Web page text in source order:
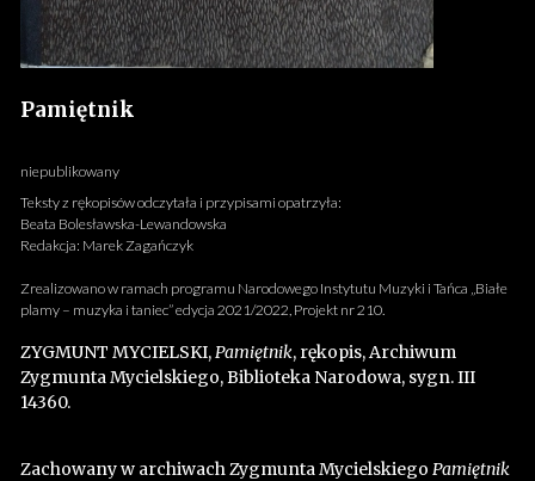
Pamiętnik
niepublikowany
Teksty z rękopisów odczytała i przypisami opatrzyła:
Beata Bolesławska-Lewandowska
Redakcja: Marek Zagańczyk
Zrealizowano w ramach programu Narodowego Instytutu Muzyki i Tańca „Białe
plamy – muzyka i taniec” edycja 2021/2022, Projekt nr 210.
ZYGMUNT MYCIELSKI,Pamiętnik, rękopis, Archiwum
Zygmunta Mycielskiego, Biblioteka Narodowa, sygn. III
14360.
Zachowany w archiwach Zygmunta Mycielskiego Pamiętnik